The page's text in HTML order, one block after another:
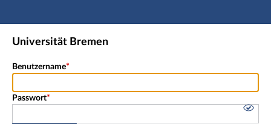
Hauptnavigation
Shibboleth Login
Universität Bremen
Benutzername
Passwort